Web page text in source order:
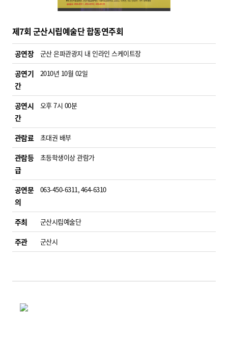
제7회 군산시립예술단 합동연주회
공연장 군산 은파관광지 내 인라인 스케이트장
공연기
간
2010년 10월 02일
공연시
간
오후 7시 00분
관람료 초대권 배부
관람등
급
초등학생이상 관람가
공연문
의
063-450-6311, 464-6310
주최 군산시립예술단
주관 군산시